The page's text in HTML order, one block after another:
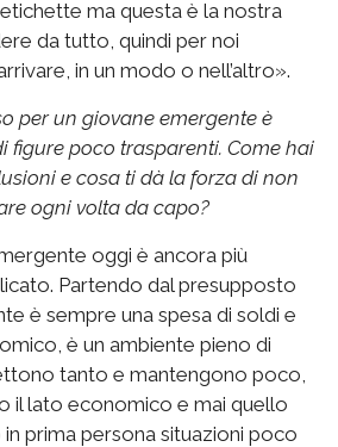
ma questa è la nostra
da tutto, quindi per noi
in un modo o nell’altro».
per un giovane emergente è
figure poco trasparenti. Come hai
e cosa ti dà la forza di non
ogni volta da capo?
oggi è ancora più
Partendo dal presupposto
è sempre una spesa di soldi e
è un ambiente pieno di
tanto e mantengono poco,
il lato economico e mai quello
prima persona situazioni poco